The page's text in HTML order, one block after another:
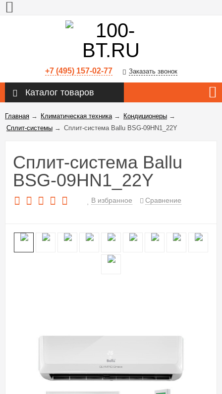
+7 (495) 157-02-77 Заказать звонок
Каталог товаров
Главная → Климатическая техника→ Кондиционеры →
Сплит-системы → Сплит-система Ballu BSG-09HN1_22Y
Сплит-система Ballu
BSG-09HN1_22Y
В избранное Сравнение